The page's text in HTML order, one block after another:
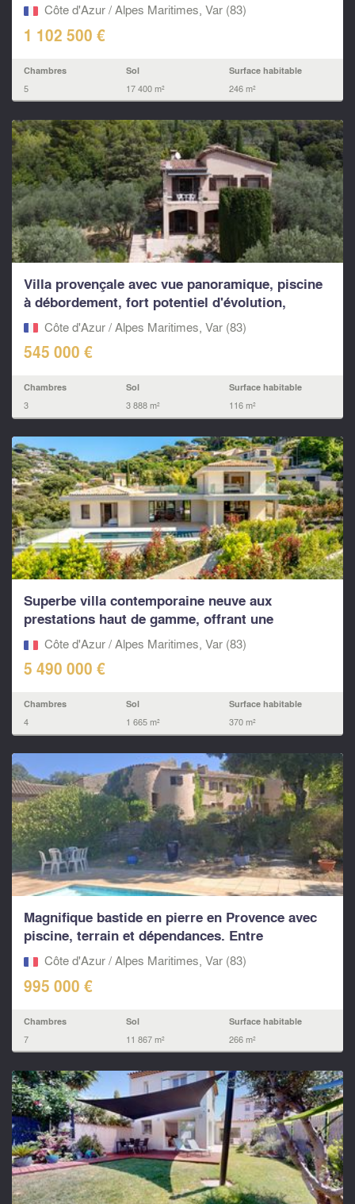
Côte d'Azur / Alpes Maritimes, Var (83)
1 102 500 €
Chambres
5
Sol
17 400 m²
Surface habitable
246 m²
Villa provençale avec vue panoramique, piscine
à débordement, fort potentiel d'évolution,
proche...
Côte d'Azur / Alpes Maritimes, Var (83)
545 000 €
Chambres
3
Sol
3 888 m²
Surface habitable
116 m²
Superbe villa contemporaine neuve aux
prestations haut de gamme, offrant une
magnifique vue mer
Côte d'Azur / Alpes Maritimes, Var (83)
5 490 000 €
Chambres
4
Sol
1 665 m²
Surface habitable
370 m²
Magnifique bastide en pierre en Provence avec
piscine, terrain et dépendances. Entre
Cotignac...
Côte d'Azur / Alpes Maritimes, Var (83)
995 000 €
Chambres
7
Sol
11 867 m²
Surface habitable
266 m²